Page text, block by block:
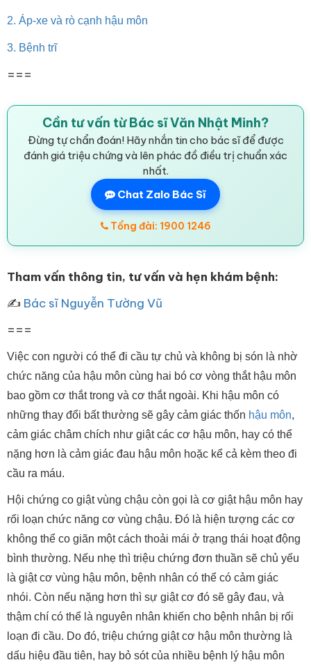
2. Áp-xe và rò cạnh hậu môn
3. Bệnh trĩ
===
Cần tư vấn từ Bác sĩ Văn Nhật Minh?
Đừng tự chẩn đoán! Hãy nhắn tin cho bác sĩ để được
đánh giá triệu chứng và lên phác đồ điều trị chuẩn xác
nhất.
Chat Zalo Bác Sĩ
Tổng đài: 1900 1246
Tham vấn thông tin, tư vấn và hẹn khám bệnh:
✍ Bác sĩ Nguyễn Tường Vũ
===
Việc con người có thể đi cầu tự chủ và không bị són là nhờ
chức năng của hậu môn cùng hai bó cơ vòng thắt hậu môn
bao gồm cơ thắt trong và cơ thắt ngoài. Khi hậu môn có
những thay đổi bất thường sẽ gây cảm giác thốn hậu môn,
cảm giác châm chích như giật các cơ hậu môn, hay có thể
nặng hơn là cảm giác đau hậu môn hoặc kể cả kèm theo đi
cầu ra máu.
Hội chứng co giật vùng chậu còn gọi là cơ giật hậu môn hay
rối loạn chức năng cơ vùng chậu. Đó là hiện tượng các cơ
không thể co giãn một cách thoải mái ở trạng thái hoạt động
bình thường. Nếu nhẹ thì triệu chứng đơn thuần sẽ chủ yếu
là giật cơ vùng hậu môn, bệnh nhân có thể có cảm giác
nhói. Còn nếu nặng hơn thì sự giật cơ đó sẽ gây đau, và
thậm chí có thể là nguyên nhân khiến cho bệnh nhân bị rối
loạn đi cầu. Do đó, triệu chứng giật cơ hậu môn thường là
dấu hiệu đầu tiên, hay bỏ sót của nhiều bệnh lý hậu môn